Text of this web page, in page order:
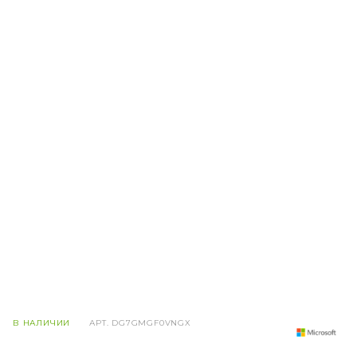
В НАЛИЧИИ АРТ. DG7GMGF0VNGX